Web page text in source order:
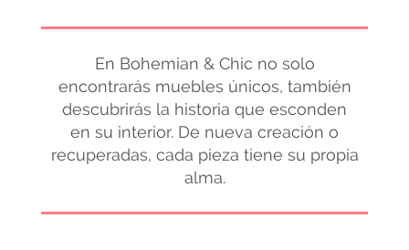
En Bohemian & Chic no solo
encontrarás muebles únicos, también
descubrirás la historia que esconden
en su interior. De nueva creación o
recuperadas, cada pieza tiene su propia
alma.